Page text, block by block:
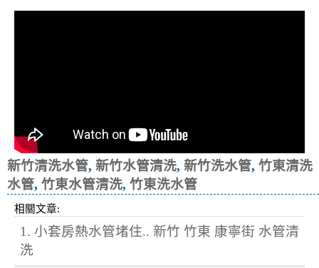
新竹清洗水管, 新竹水管清洗, 新竹洗水管, 竹東清洗
水管, 竹東水管清洗, 竹東洗水管
相關文章:
1. 小套房熱水管堵住.. 新竹 竹東 康寧街 水管清
洗